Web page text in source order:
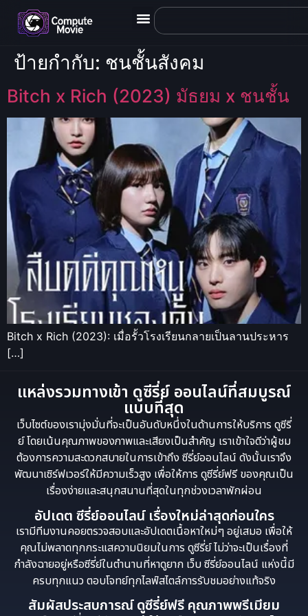
ป้ายกำกับ: ชนชั้นสังคม
Bitch x Rich (2023) มัธยม x ชนชั้น
Bitch x Rich (2023): เมื่อรั้วโรงเรียนกลายเป็นลานประหาร
[…]
แหล่งรวมทางเข้า ดูซีรี่ย์ ออนไลน์ที่สมบูรณ์
แบบที่สุด
เว็บไซต์ของเรามุ่งมั่นที่จะเป็นอันดับหนึ่งในด้านการให้บริการ ดูซีรี่
ย์ โดยเน้นคุณภาพของภาพและเสียงเป็นสำคัญ เราเข้าใจดีว่าผู้ชม
ต้องการความสะดวกสบายในการเข้าถึง ซีรี่ย์ออนไลน์ ดังนั้นเราจึง
พัฒนาเซิร์ฟเวอร์ให้มีความเร็วสูง เพื่อให้การ ดูซีรี่ย์ฟรี ของคุณเป็น
เรื่องง่ายและสนุกสนานที่สุดในทุกช่วงเวลาพักผ่อน
อัปเดต ซีรี่ย์ออนไลน์ เรื่องใหม่ล่าสุดก่อนใคร
เรามีทีมงานคอยตรวจสอบและอัปเดตเนื้อหาใหม่ๆ อยู่เสมอ เพื่อให้
คุณไม่พลาดทุกกระแสความนิยมในการ ดูซีรี่ย์ ไม่ว่าจะเป็นเรื่องที่
กำลังฉายอยู่หรือซีรี่ย์ในตำนานที่หาดูยาก เว็บ ซีรี่ย์ออนไลน์ แห่งนี้มี
ครบทุกแนว ตอบโจทย์ทุกไลฟ์สไตล์การรับชมอย่างแท้จริง
สัมผัสประสบการณ์ ดูซีรี่ย์ฟรี คุณภาพพรีเมียม